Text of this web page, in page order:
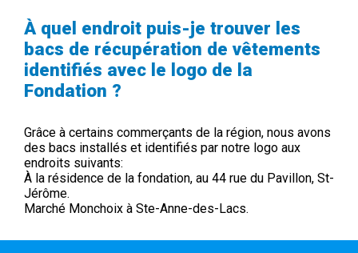
À quel endroit puis-je trouver les
bacs de récupération de vêtements
identifiés avec le logo de la
Fondation ?
Grâce à certains commerçants de la région, nous avons
des bacs installés et identifiés par notre logo aux
endroits suivants:
À la résidence de la fondation, au 44 rue du Pavillon, St-
Jérôme.
Marché Monchoix à Ste-Anne-des-Lacs.